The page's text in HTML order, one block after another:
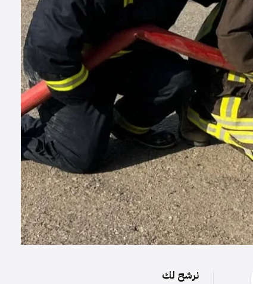
نرشح لك